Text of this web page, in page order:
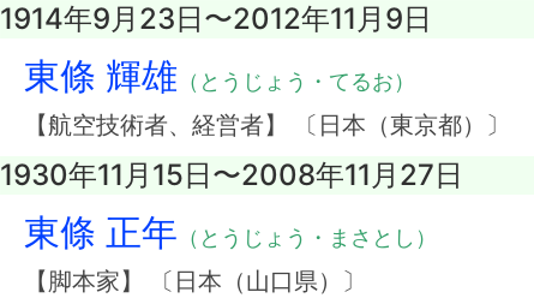
1914年9月23日〜2012年11月9日
東條 輝雄 （とうじょう・てるお）
【航空技術者、経営者】 〔日本（東京都）〕
1930年11月15日〜2008年11月27日
東條 正年 （とうじょう・まさとし）
【脚本家】 〔日本（山口県）〕